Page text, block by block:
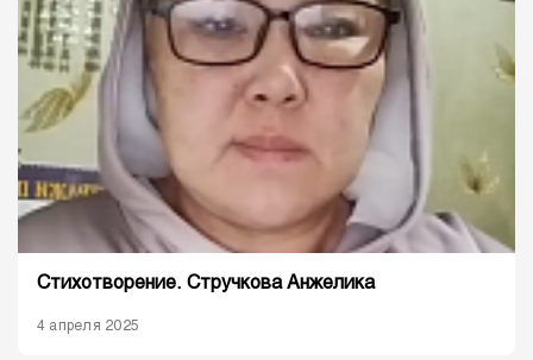
Стихотворение. Стручкова Анжелика
4 апреля 2025